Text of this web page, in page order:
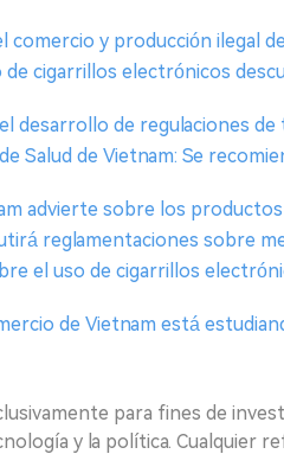
comercio y producción ilegal
cigarrillos electrónicos
desarrollo de regulaciones de
Salud de Vietnam: Se
advierte sobre los
reglamentaciones sobre
el uso de cigarrillos
de Vietnam está
para fines de
y la política. Cualquier